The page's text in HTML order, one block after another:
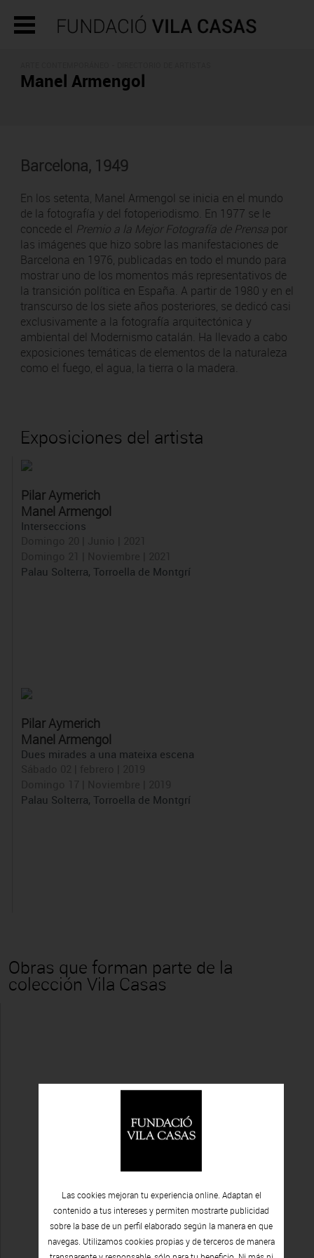
Manel Armengol
Barcelona, 1949
En los setenta, Manel Armengol se inicia en el mundo
de la fotografía y del fotoperiodismo. En 1977 se le
concede el Premio a la Mejor Fotografía de Prensapor
las imágenes que hizo sobre las manifestaciones de
Barcelona en 1976, publicadas en todo el mundo para
mostrar uno de los momentos más representativos de
la transición política en España. A partir de 1980 y en el
transcurso de los siete años posteriores, se dedicó casi
exclusivamente a la fotografía arquitectónica y
ambiental del Modernismo catalán. Ha llevado a cabo
exposiciones temáticas de elementos de la naturaleza
como el fuego, el agua, la tierra o la madera.
Exposiciones del artista
Pilar Aymerich
Manel Armengol
Interseccions
Palau Solterra, Torroella de Montgrí
Pilar Aymerich
Manel Armengol
Dues mirades a una mateixa escena
Palau Solterra, Torroella de Montgrí
Obras que forman parte de la
colección Vila Casas
Las cookies mejoran tu experiencia online. Adaptan el
contenido a tus intereses y permiten mostrarte publicidad
sobre la base de un perfil elaborado según la manera en que
navegas. Utilizamos cookies propias y de terceros de manera